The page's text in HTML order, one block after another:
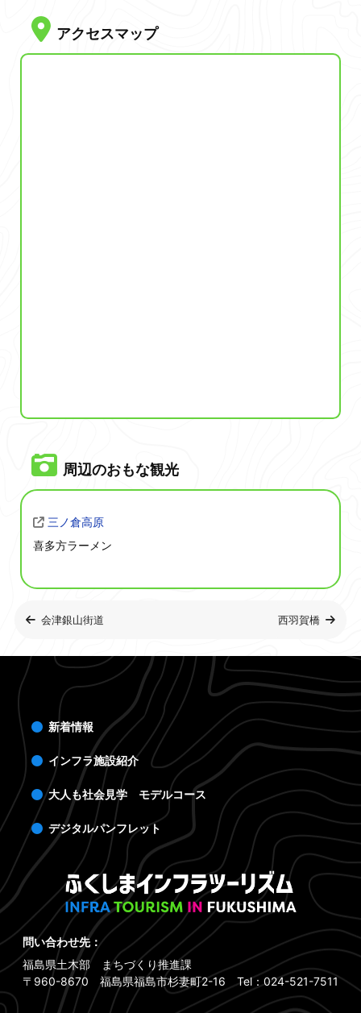
アクセスマップ
周辺のおもな観光
三ノ倉高原
喜多方ラーメン
会津銀山街道 西羽賀橋
新着情報
インフラ施設紹介
大人も社会見学 モデルコース
デジタルパンフレット
問い合わせ先：
福島県土木部 まちづくり推進課
〒960-8670 福島県福島市杉妻町2-16 Tel：024-521-7511